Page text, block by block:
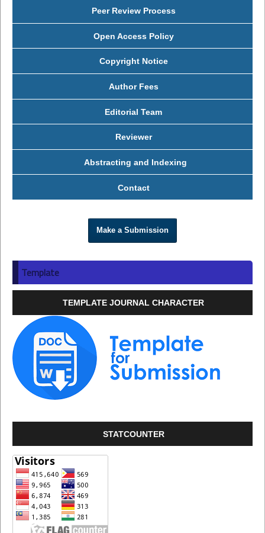
Peer Review Process
Open Access Policy
Copyright Notice
Author Fees
Editorial Team
Reviewer
Abstracting and Indexing
Contact
Make a Submission
Template
TEMPLATE JOURNAL CHARACTER
STATCOUNTER